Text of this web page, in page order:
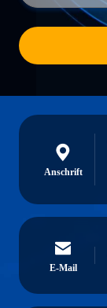
Anschrift
E-Mail